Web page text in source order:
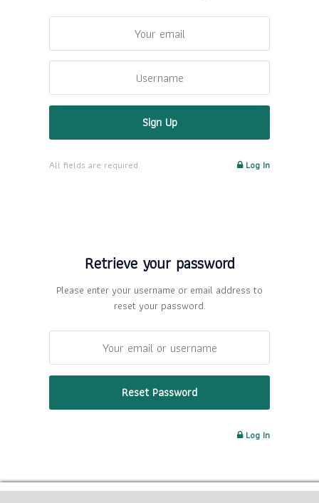
All fields are required. Log In
Retrieve your password
Please enter your username or email address to
reset your password.
Log In
Manage consent